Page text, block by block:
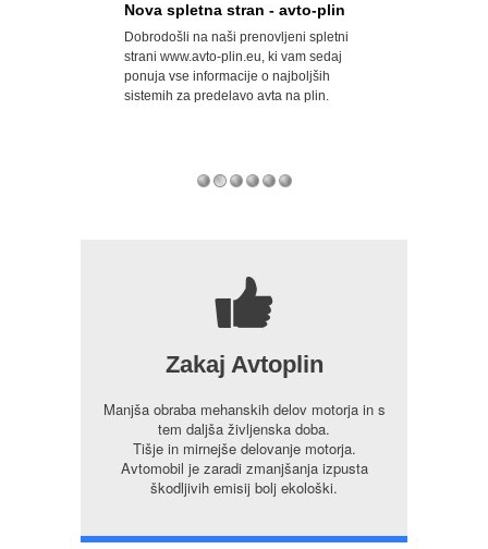
Nova spletna stran - avto-plin
Dobrodošli na naši prenovljeni spletni
strani www.avto-plin.eu, ki vam sedaj
ponuja vse informacije o najboljših
sistemih za predelavo avta na plin.
7
Zakaj Avtoplin
Manjša obraba mehanskih delov motorja in s
tem daljša življenska doba.
Tišje in mirnejše delovanje motorja.
Avtomobil je zaradi zmanjšanja izpusta
škodljivih emisij bolj ekološki.